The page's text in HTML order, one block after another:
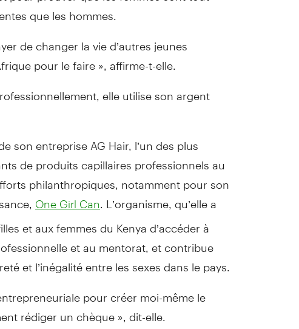
que les hommes.
de changer la vie d’autres jeunes
pour le faire », affirme-t-elle.
elle utilise son argent
son entreprise AG Hair, l’un des plus
de produits capillaires professionnels au
philanthropiques, notamment pour son
One Girl Can . L’organisme, qu’elle a
et aux femmes du Kenya d’accéder à
et au mentorat, et contribue
et l’inégalité entre les sexes dans le pays.
pour créer moi-même le
rédiger un chèque », dit-elle.